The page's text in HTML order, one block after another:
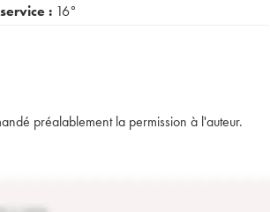
: 16°
préalablement la permission à l'auteur.